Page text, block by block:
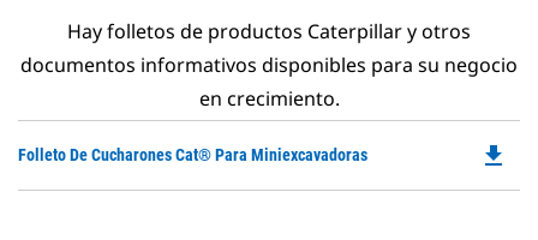
Hay folletos de productos Caterpillar y otros
documentos informativos disponibles para su negocio
en crecimiento.
Folleto De Cucharones Cat® Para Miniexcavadoras file_download